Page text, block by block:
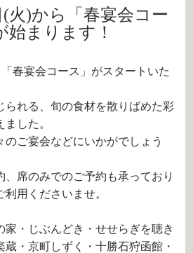
(火)から「春宴会コー
始まります！
春宴会コース」がスタートいた
られる、旬の食材を散りばめた彩
した。
のご宴会などにいかがでしょう
、席のみでのご予約も承っており
用くださいませ。
家・じぶんどき・せせらぎを聴き
・京町しずく・十勝石狩函館・